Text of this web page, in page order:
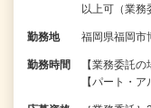
以上可（業務
勤務地 福岡県福岡市
勤務時間
【業務委託
【パート・